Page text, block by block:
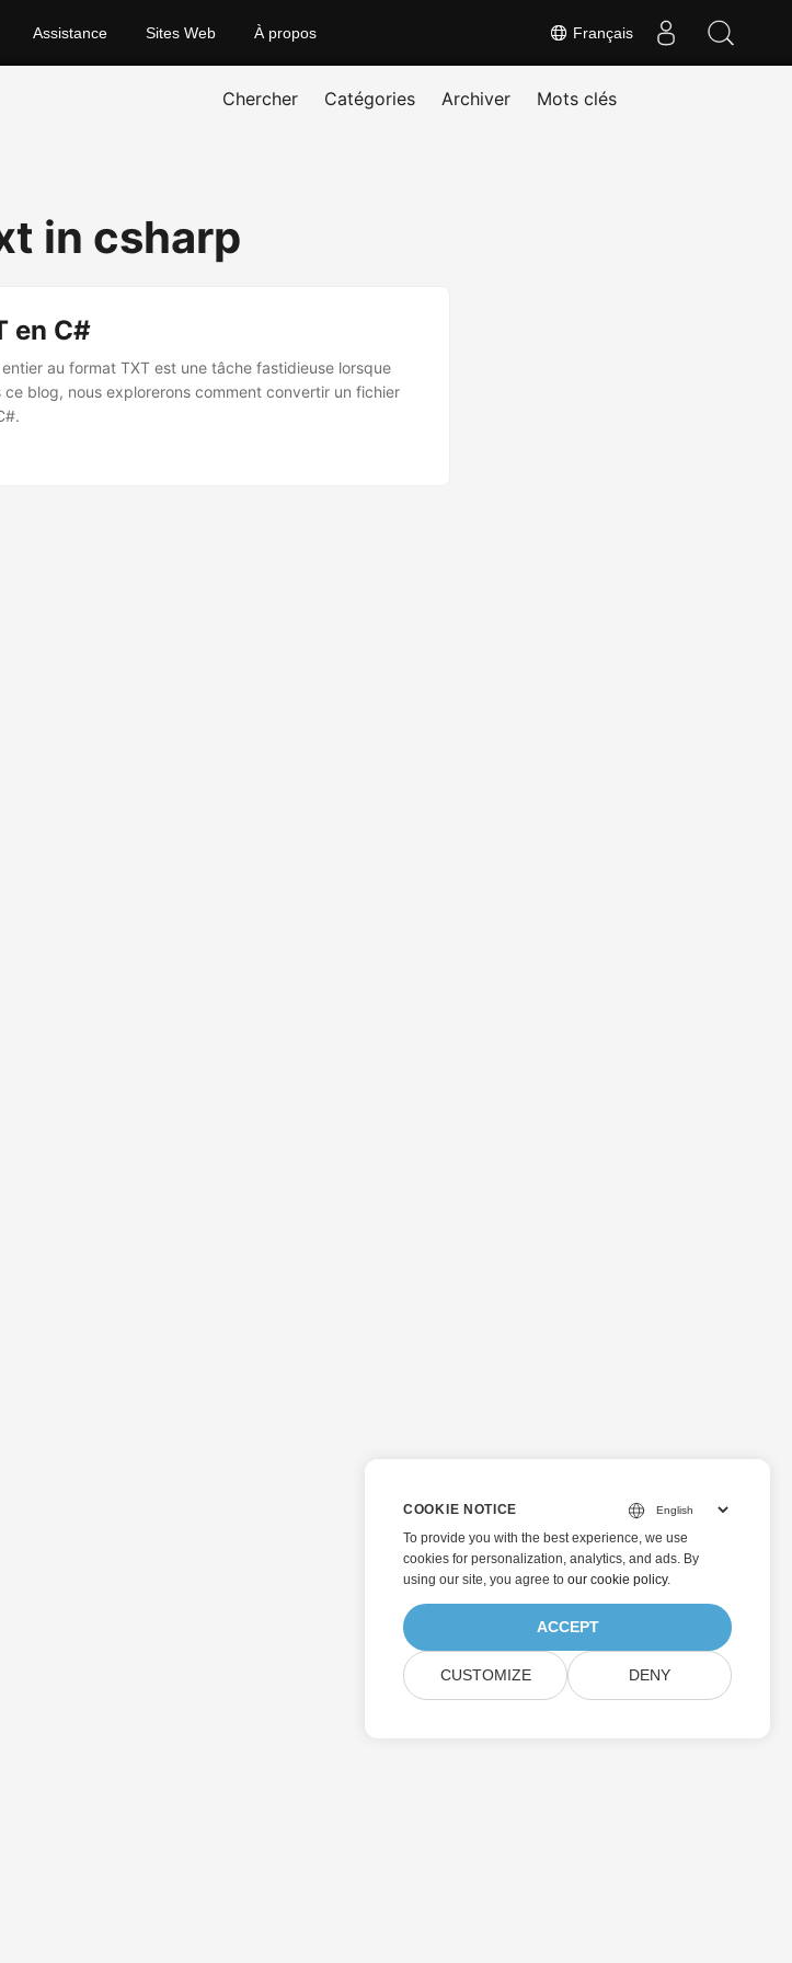
Français
Assistance Sites Web À propos
Chercher Catégories Archiver Mots clés
in csharp
en C#
au format TXT est une tâche fastidieuse lorsque
blog, nous explorerons comment convertir un fichier
COOKIE NOTICE
To provide you with the best experience, we use
cookies for personalization, analytics, and ads. By
using our site, you agree to our cookie policy.
ACCEPT
CUSTOMIZE DENY